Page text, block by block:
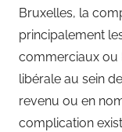
Bruxelles, la
principalement
commerciaux ou
libérale au sein
revenu ou en
complication